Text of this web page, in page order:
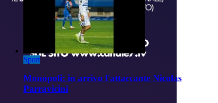
Sport
Monopoli: in arrivo l'attaccante Nicolas
Parravicini